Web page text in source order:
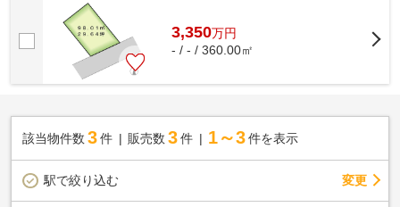
3,350万円
- / - / 360.00㎡
該当物件数 3件 販売数 3 件 1～3 件を表示
駅で絞り込む 変更